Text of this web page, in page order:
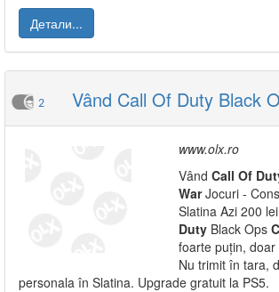
Детали...
2 Vând Call Of Duty Black
www.olx.ro
Vând Call Of
WarJocuri -
Slatina Azi 200
Duty Black Ops
foarte puțin,
Nu trimit în tara,
personala în Slatina. Upgrade gratuit la PS5.